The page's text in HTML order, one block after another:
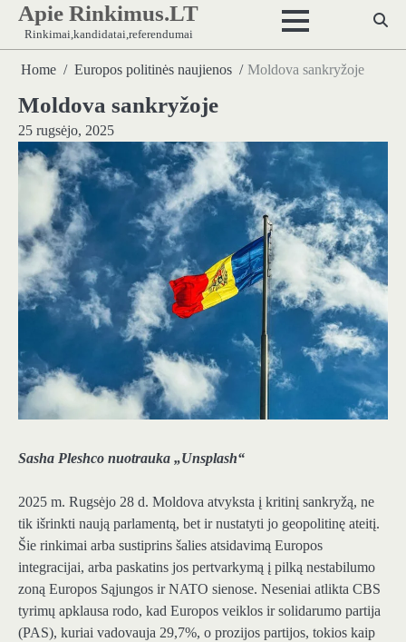
Skip
content
Apie Rinkimus.LT
Rinkimai,kandidatai,referendumai
Home Europos politinės naujienos Moldova sankryžoje
Moldova sankryžoje
25 rugsėjo, 2025
Sasha Pleshco nuotrauka „Unsplash“
2025 m. Rugsėjo 28 d. Moldova atvyksta į kritinį sankryžą, ne
tik išrinkti naują parlamentą, bet ir nustatyti jo geopolitinę ateitį.
Šie rinkimai arba sustiprins šalies atsidavimą Europos
integracijai, arba paskatins jos pertvarkymą į pilką nestabilumo
zoną Europos Sąjungos ir NATO sienose. Neseniai atlikta CBS
tyrimų apklausa rodo, kad Europos veiklos ir solidarumo partija
(PAS), kuriai vadovauja 29,7%, o prozijos partijos, tokios kaip